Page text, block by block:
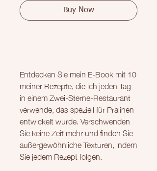
Buy Now
Entdecken Sie mein E-Book mit 10
meiner Rezepte, die ich jeden Tag
in einem Zwei-Sterne-Restaurant
verwende, das speziell für Pralinen
entwickelt wurde. Verschwenden
Sie keine Zeit mehr und finden Sie
außergewöhnliche Texturen, indem
Sie jedem Rezept folgen.